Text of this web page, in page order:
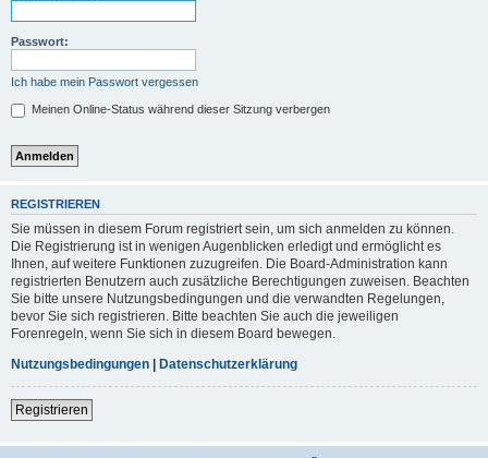
Passwort:
Ich habe mein Passwort vergessen
Meinen Online-Status während dieser Sitzung verbergen
REGISTRIEREN
Sie müssen in diesem Forum registriert sein, um sich anmelden zu können.
Die Registrierung ist in wenigen Augenblicken erledigt und ermöglicht es
Ihnen, auf weitere Funktionen zuzugreifen. Die Board-Administration kann
registrierten Benutzern auch zusätzliche Berechtigungen zuweisen. Beachten
Sie bitte unsere Nutzungsbedingungen und die verwandten Regelungen,
bevor Sie sich registrieren. Bitte beachten Sie auch die jeweiligen
Forenregeln, wenn Sie sich in diesem Board bewegen.
Nutzungsbedingungen
Datenschutzerklärung
Registrieren